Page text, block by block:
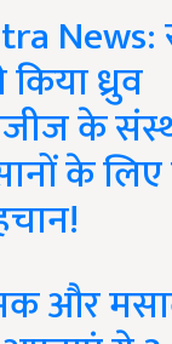
News:
ध्रुव
के
के
और